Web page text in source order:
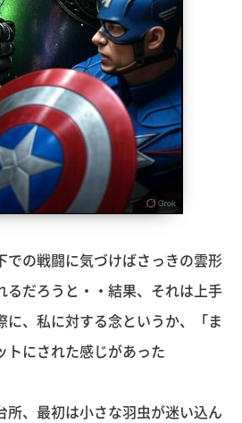
での戦闘に気づけばさっきの雲形
るだろうと・・結果、それは上手
、私に対する念というか、「ま
トにされた感じがあった
所、最初は小さな羽虫が迷い込ん